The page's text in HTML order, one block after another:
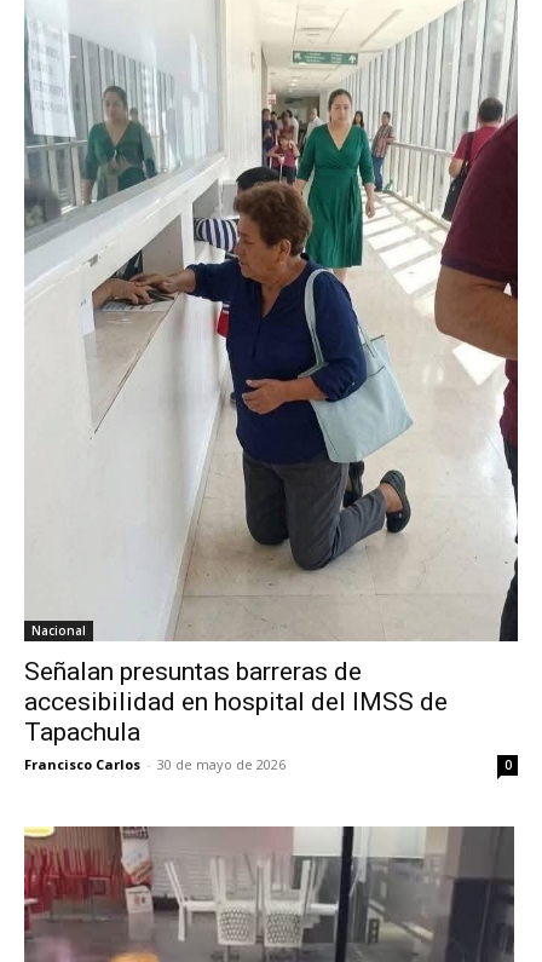
Nacional
Señalan presuntas barreras de
accesibilidad en hospital del IMSS de
Tapachula
Francisco Carlos - 30 de mayo de 2026 0